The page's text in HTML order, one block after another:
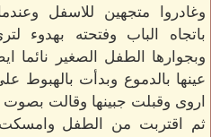
وغادروا متجهين للاسفل
باتجاه الباب وفتحته بهدوء
وبجوارها الطفل الصغير نائما
عينها بالدموع وبدأت بالهبوط
اروى وقبلت جبينها وقالت
ثم اقتربت من الطفل وامسكت